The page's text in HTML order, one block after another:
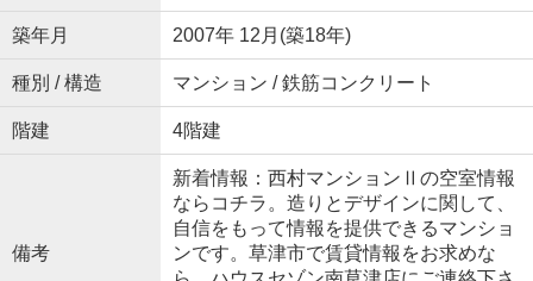
築年月 2007年 12月(築18年)
種別 / 構造 マンション / 鉄筋コンクリート
階建 4階建
備考
新着情報：西村マンションⅡの空室情報
ならコチラ。造りとデザインに関して、
自信をもって情報を提供できるマンショ
ンです。草津市で賃貸情報をお求めな